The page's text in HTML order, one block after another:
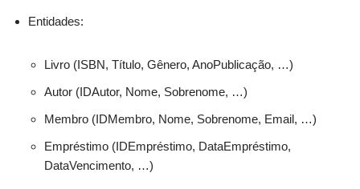
Entidades:
Livro (ISBN, Título, Gênero, AnoPublicação, …)
Autor (IDAutor, Nome, Sobrenome, …)
Membro (IDMembro, Nome, Sobrenome, Email, …)
Empréstimo (IDEmpréstimo, DataEmpréstimo,
DataVencimento, …)